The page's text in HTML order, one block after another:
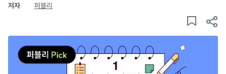
저자 퍼블리